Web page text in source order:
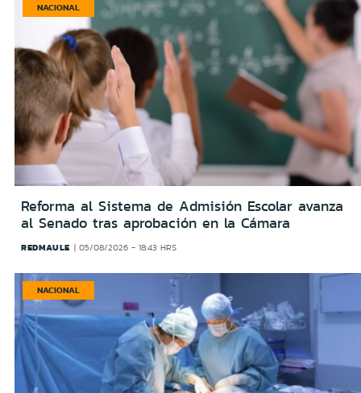
NACIONAL
Reforma al Sistema de Admisión Escolar avanza
al Senado tras aprobación en la Cámara
REDMAULE 05/08/2026 - 18:43 HRS
NACIONAL